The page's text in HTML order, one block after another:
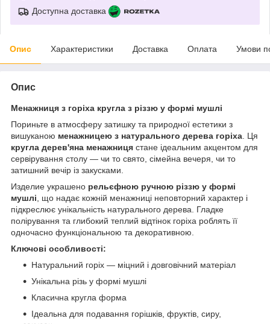
Доступна доставка
Опис Характеристики Доставка Оплата Умови
Опис
Менажниця з горіха кругла з різзю у формі мушлі
Пориньте в атмосферу затишку та природної естетики з
вишуканою менажницею з натурального дерева горіха . Ця
кругла дерев'яна менажниця стане ідеальним акцентом для
сервірування столу — чи то свято, сімейна вечеря, чи то
затишний вечір із закусками.
Изделие украшено рельєфною ручною різзю у формі
мушлі , що надає кожній менажниці неповторний характер і
підкреслює унікальність натурального дерева. Гладке
полірування та глибокий теплий відтінок горіха роблять її
одночасно функціональною та декоративною.
Ключові особливості:
Натуральний горіх — міцний і довговічний матеріал
Унікальна різь у формі мушлі
Класична кругла форма
Ідеальна для подавання горішків, фруктів, сиру,